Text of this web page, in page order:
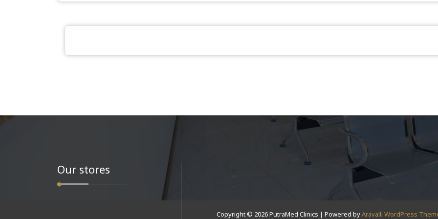
Our stores
Copyright © 2026 PutraMed Clinics | Powered byAravalli WordPress